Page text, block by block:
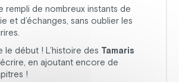
rempli de nombreux instants de
et d’échanges, sans oublier les
le début ! L’histoire des Tamaris
en ajoutant encore de
!